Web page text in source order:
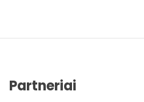
Partneriai